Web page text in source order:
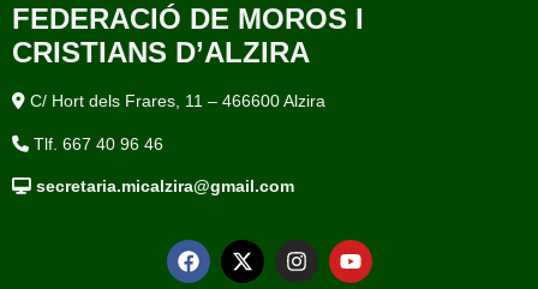
FEDERACIÓ DE MOROS I
CRISTIANS D’ALZIRA
C/ Hort dels Frares, 11 – 466600 Alzira
Tlf. 667 40 96 46
secretaria.micalzira@gmail.com